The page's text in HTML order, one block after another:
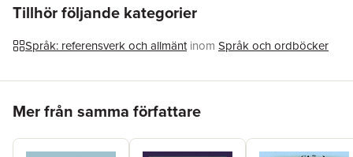
Tillhör följande kategorier
Språk: referensverk och allmänt inom Språk och ordböcker
Mer från samma författare